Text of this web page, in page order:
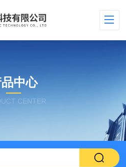
中心
CENTER